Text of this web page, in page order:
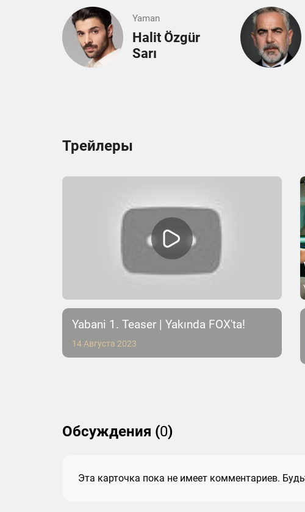
Yaman
Halit Özgür
Sarı
Трейлеры
Yabani 1. Teaser | Yakında FOX'ta!
14 Августа 2023
Обсуждения (0)
Эта карточка пока не имеет комментариев.